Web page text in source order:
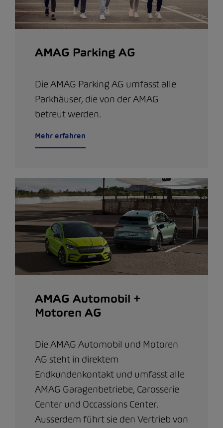
AMAG Parking AG
Die AMAG Parking AG umfasst alle
Parkhäuser, die von der AMAG
betreut werden.
Mehr erfahren
AMAG Automobil +
Motoren AG
Die AMAG Automobil und Motoren
AG steht in direktem
Endkundenkontakt und umfasst alle
AMAG Garagenbetriebe, Carosserie
Center und Occassions Center.
Ausserdem führt sie den Vertrieb von